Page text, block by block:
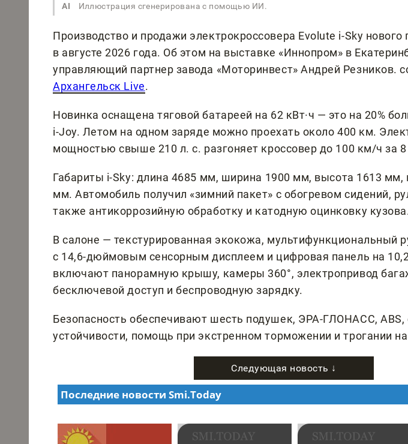
AI Иллюстрация сгенерирована с помощью ИИ.
Производство и продажи электрокроссовера Evolute i-Sky нового
в августе 2026 года. Об этом на выставке «Иннопром» в
управляющий партнер завода «Моторинвест» Андрей Резников.
Архангельск Live.
Новинка оснащена тяговой батареей на 62 кВт·ч — это на 20%
i-Joy. Летом на одном заряде можно проехать около 400 км.
мощностью свыше 210 л. с. разгоняет кроссовер до 100 км/ч за 8
Габариты i-Sky: длина 4685 мм, ширина 1900 мм, высота 1613 мм,
мм. Автомобиль получил «зимний пакет» с обогревом сидений,
также антикоррозийную обработку и катодную оцинковку
В салоне — текстурированная экокожа, мультифункциональный
с 14,6-дюймовым сенсорным дисплеем и цифровая панель на
включают панорамную крышу, камеры 360°, электропривод
бесключевой доступ и беспроводную зарядку.
Безопасность обеспечивают шесть подушек, ЭРА-ГЛОНАСС, ABS,
устойчивости, помощь при экстренном торможении и трогании
Следующая новость ↓